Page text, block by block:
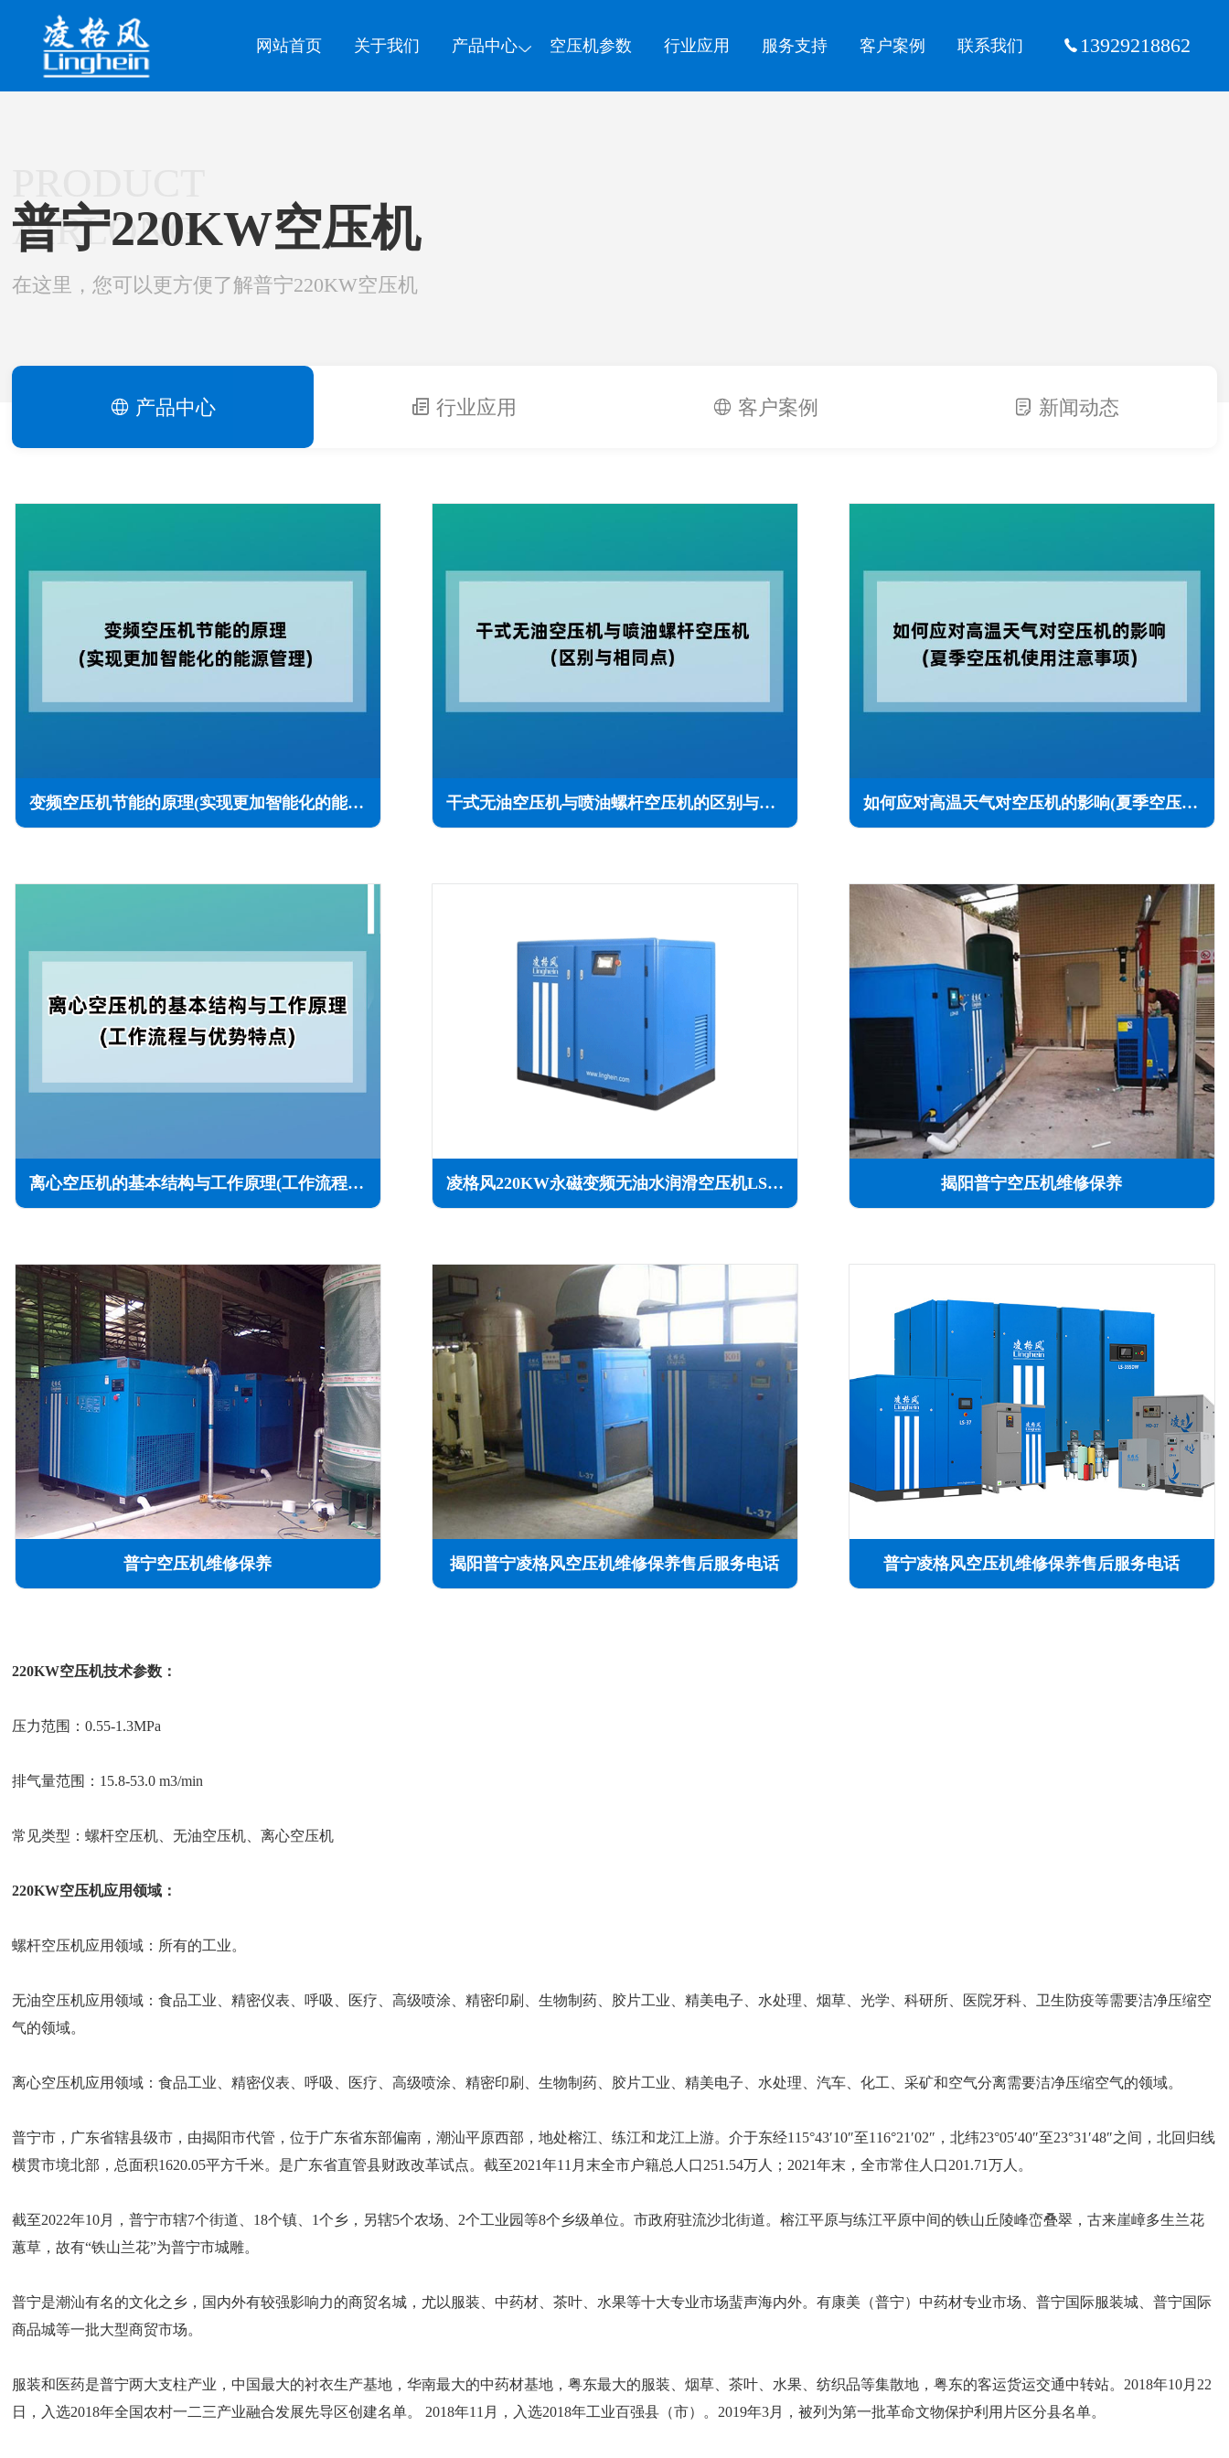
网站首页 关于我们 产品中心 空压机参数 行业应用 服务支持 客户案例 联系我们 13929218862
AIRLONG
普宁220KW空压机
在这里，您可以更方便了解普宁220KW空压机
产品中心 行业应用 客户案例 新闻动态
变频空压机节能的原理(实现更加智能化的能源管理) 干式无油空压机与喷油螺杆空压机的区别与相同点 如何应对高温天气对空压机的影响(夏季空压机使用注意事项)
离心空压机的基本结构与工作原理(工作流程与优势特点) 凌格风220KW永磁变频无油水润滑空压机LSW PM系列 揭阳普宁空压机维修保养
普宁空压机维修保养 揭阳普宁凌格风空压机维修保养售后服务电话 普宁凌格风空压机维修保养售后服务电话
220KW空压机技术参数：
压力范围：0.55-1.3MPa
排气量范围：15.8-53.0 m3/min
常见类型：螺杆空压机、无油空压机、离心空压机
220KW空压机应用领域：
螺杆空压机应用领域：所有的工业。
无油空压机应用领域：食品工业、精密仪表、呼吸、医疗、高级喷涂、精密印刷、生物制药、胶片工业、精美电子、水处理、烟草、光学、科研所、医院牙科、卫生防疫等需要洁净压缩空
气的领域。
离心空压机应用领域：食品工业、精密仪表、呼吸、医疗、高级喷涂、精密印刷、生物制药、胶片工业、精美电子、水处理、汽车、化工、采矿和空气分离需要洁净压缩空气的领域。
普宁市，广东省辖县级市，由揭阳市代管，位于广东省东部偏南，潮汕平原西部，地处榕江、练江和龙江上游。介于东经115°43′10″至116°21′02″，北纬23°05′40″至23°31′48″之间，北回归线
横贯市境北部，总面积1620.05平方千米。是广东省直管县财政改革试点。截至2021年11月末全市户籍总人口251.54万人；2021年末，全市常住人口201.71万人。
截至2022年10月，普宁市辖7个街道、18个镇、1个乡，另辖5个农场、2个工业园等8个乡级单位。市政府驻流沙北街道。榕江平原与练江平原中间的铁山丘陵峰峦叠翠，古来崖嶂多生兰花
蕙草，故有“铁山兰花”为普宁市城雕。
普宁是潮汕有名的文化之乡，国内外有较强影响力的商贸名城，尤以服装、中药材、茶叶、水果等十大专业市场蜚声海内外。有康美（普宁）中药材专业市场、普宁国际服装城、普宁国际
商品城等一批大型商贸市场。
服装和医药是普宁两大支柱产业，中国最大的衬衣生产基地，华南最大的中药材基地，粤东最大的服装、烟草、茶叶、水果、纺织品等集散地，粤东的客运货运交通中转站。2018年10月22
日，入选2018年全国农村一二三产业融合发展先导区创建名单。 2018年11月，入选2018年工业百强县（市）。2019年3月，被列为第一批革命文物保护利用片区分县名单。